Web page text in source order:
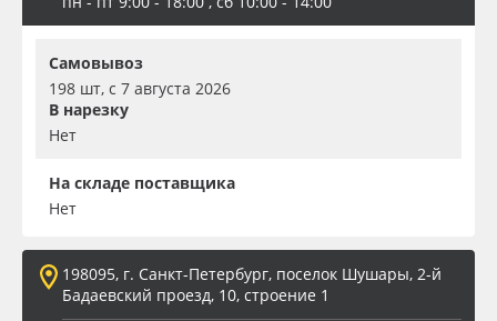
Самовывоз
198 шт, с 7 августа 2026
В нарезку
Нет
На складе поставщика
Нет
198095, г. Санкт-Петербург, поселок Шушары, 2-й
Бадаевский проезд, 10, строение 1